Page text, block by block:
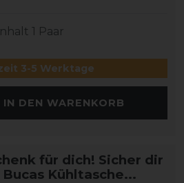
1 Paar
3-5 Werktage
IN DEN WARENKORB
für dich! Sicher dir
Kühltasche...